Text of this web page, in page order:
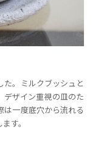
た。ミルクブッシュと
デザイン重視の皿のた
は一度底穴から流れる
す。